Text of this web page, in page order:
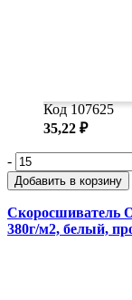
Код 107625
35,22 ₽
-
Добавить в корзину
Скоросшиватель
380г/м2, белый,